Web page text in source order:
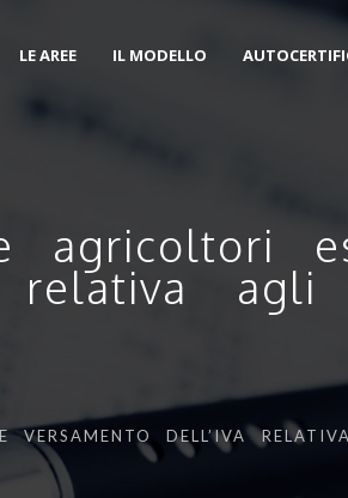
LE AREE IL MODELLO
relativa agli
DELL’IVA